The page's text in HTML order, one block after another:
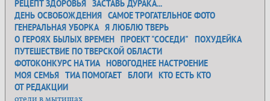
РЕЦЕПТ ЗДОРОВЬЯ
ЗАСТАВЬ ДУРАКА...
ДЕНЬ ОСВОБОЖДЕНИЯ
САМОЕ ТРОГАТЕЛЬНОЕ ФОТО
ГЕНЕРАЛЬНАЯ УБОРКА Я ЛЮБЛЮ ТВЕРЬ
О ГЕРОЯХ БЫЛЫХ ВРЕМЕН
ПРОЕКТ "СОСЕДИ"
ПОХУДЕЙКА
ПУТЕШЕСТВИЕ ПО ТВЕРСКОЙ ОБЛАСТИ
ФОТОКОНКУРС НА ТИА
НОВОГОДНЕЕ НАСТРОЕНИЕ
МОЯ СЕМЬЯ
ТИА ПОМОГАЕТ БЛОГИ
КТО ЕСТЬ КТО
ОТ РЕДАКЦИИ